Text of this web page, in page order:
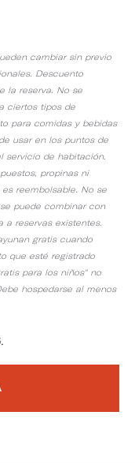
cambiar sin previo
Descuento
la reserva. No se
ciertos tipos de
para comidas y bebidas
usar en los puntos de
servicio de habitación.
propinas ni
reembolsable. No se
puede combinar con
reservas existentes.
gratis cuando
que esté registrado
para los niños" no
hospedarse al menos